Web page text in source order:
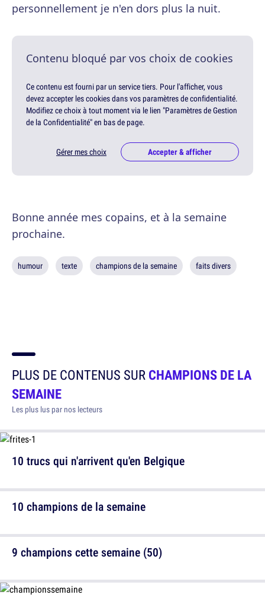
personnellement je n'en dors plus la nuit.
Contenu bloqué par vos choix de cookies
Ce contenu est fourni par un service tiers. Pour l'afficher, vous
devez accepter les cookies dans vos paramètres de confidentialité.
Modifiez ce choix à tout moment via le lien "Paramètres de Gestion
de la Confidentialité" en bas de page.
Gérer mes choix Accepter & afficher
Bonne année mes copains, et à la semaine
prochaine.
humour texte champions de la semaine faits divers
PLUS DE CONTENUS SURCHAMPIONS DE LA
SEMAINE
Les plus lus par nos lecteurs
10 trucs qui n'arrivent qu'en Belgique
9 champions cette semaine (50)
10 champions de la semaine